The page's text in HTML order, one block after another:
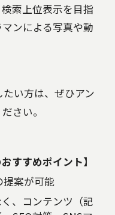
索上位表示を目指
ンによる写真や動
い方は、ぜひアン
ださい。
すすめポイント】
提案が可能
、コンテンツ（記